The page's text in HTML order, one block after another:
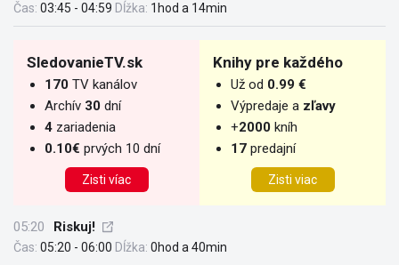
Čas: 03:45 - 04:59 Dĺžka: 1hod a 14min
SledovanieTV.sk
170 TV kanálov
Archív 30 dní
4 zariadenia
0.10€ prvých 10 dní
Zisti víac
Knihy pre každého
Už od 0.99 €
Výpredaje a zľavy
+2000 kníh
17 predajní
Zisti viac
05:20 Riskuj!
Čas: 05:20 - 06:00 Dĺžka: 0hod a 40min